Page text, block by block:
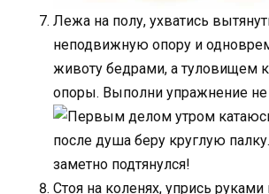
Лежа на полу, ухватись
неподвижную опору и
животу бедрами, а туловищем
опоры. Выполни упражнение не
Стоя на коленях, упрись руками